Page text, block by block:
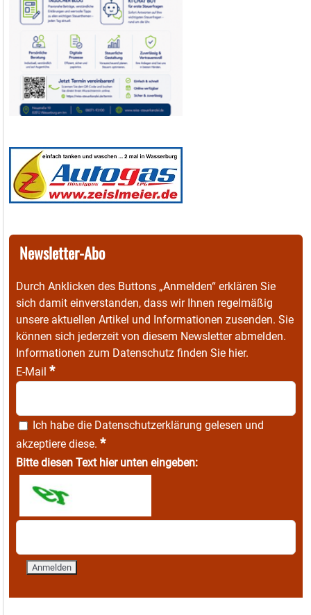
Newsletter-Abo
Durch Anklicken des Buttons „Anmelden“ erklären Sie
sich damit einverstanden, dass wir Ihnen regelmäßig
unsere aktuellen Artikel und Informationen zusenden. Sie
können sich jederzeit von diesem Newsletter abmelden.
Informationen zum Datenschutz finden Sie hier.
E-Mail *
Ich habe die Datenschutzerklärung gelesen und
akzeptiere diese. *
Bitte diesen Text hier unten eingeben: